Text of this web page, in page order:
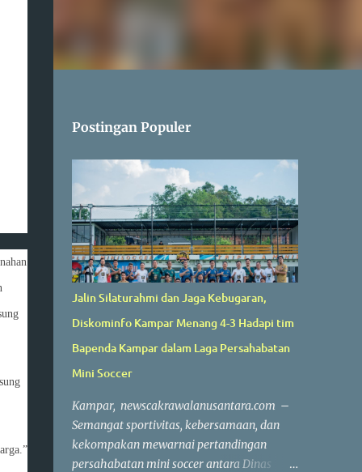
Postingan Populer
Jalin Silaturahmi dan Jaga Kebugaran,
Diskominfo Kampar Menang 4-3 Hadapi tim
Bapenda Kampar dalam Laga Persahabatan
Mini Soccer
Kampar, newscakrawalanusantara.com –
Semangat sportivitas, kebersamaan, dan
kekompakan mewarnai pertandingan
persahabatan mini soccer antara Dinas